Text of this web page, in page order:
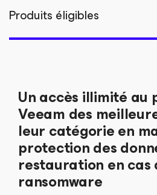
Produits éligibles
Un accès illimité
Veeam des
leur catégorie en
protection des
restauration en cas
ransomware